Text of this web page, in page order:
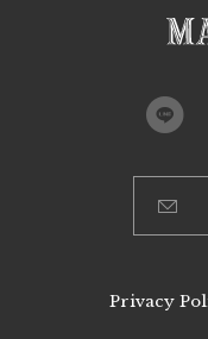
Privacy